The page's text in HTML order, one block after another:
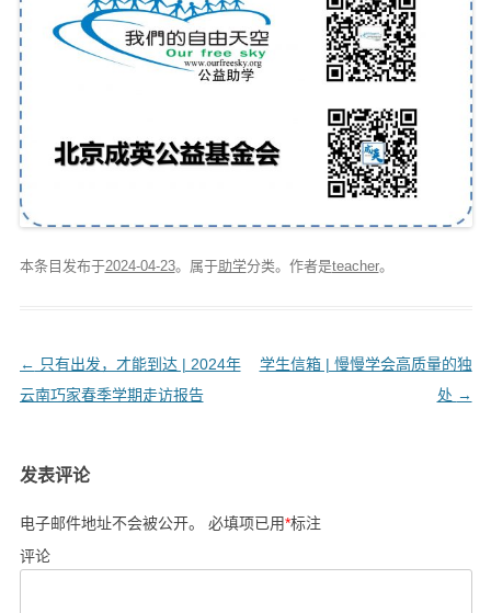
本条目发布于2024-04-23。属于助学分类。 作者是teacher。
文
章
← 只有出发，才能到达 | 2024年
云南巧家春季学期走访报告
学生信箱 | 慢慢学会高质量的独
处 →
发表评论
电子邮件地址不会被公开。 必填项已用*标注
评论